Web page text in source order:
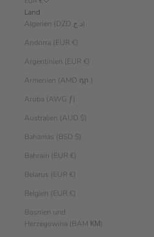
Land
Algerien (DZD د.ج)
Andorra (EUR €)
Argentinien (EUR €)
Armenien (AMD դր.)
Aruba (AWG ƒ)
Australien (AUD $)
Bahamas (BSD $)
Bahrain (EUR €)
Belarus (EUR €)
Belgien (EUR €)
Bosnien und
Herzegowina (BAM КМ)